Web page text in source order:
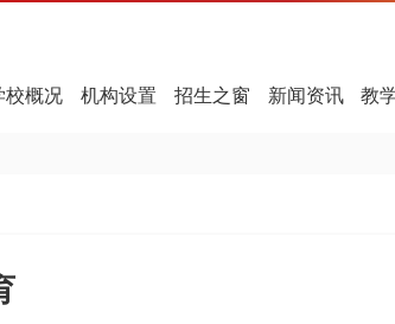
校概况 机构设置 招生之窗 新闻资讯 教